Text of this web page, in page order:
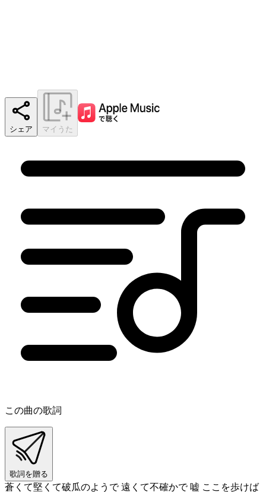
シェア マイうた
この曲の歌詞
歌詞を贈る
蒼くて堅くて破瓜のようで 遠くて不確かで 嘘 ここを歩けば